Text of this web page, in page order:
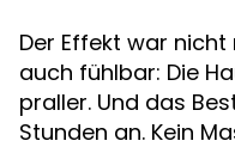
Der Effekt war
auch fühlbar: Die
praller. Und das
Stunden an. Kein